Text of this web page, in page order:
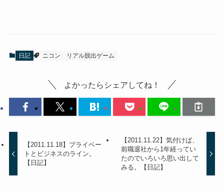
日記 ニコン リアル脱出ゲーム
よかったらシェアしてね！
【2011.11.18】プライベー
トとビジネスのライン。
【日記】
【2011.11.22】気付けば、
前職退社から1年経ってい
たのでいろいろ思い出して
みる。【日記】